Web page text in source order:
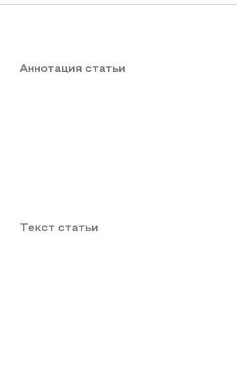
Аннотация статьи
Текст статьи